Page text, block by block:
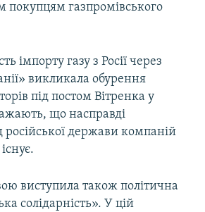
покупцям газпромівського
імпорту газу з Росії через
викликала обурення
під постом Вітренка у
що насправді
держави компаній
виступила також політична
солідарність». У цій